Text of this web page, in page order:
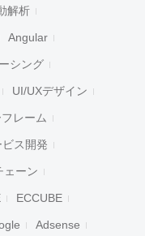
解析
Angular
シング
UI/UXデザイン
レーム
ス開発
ェーン
ECCUBE
Adsense